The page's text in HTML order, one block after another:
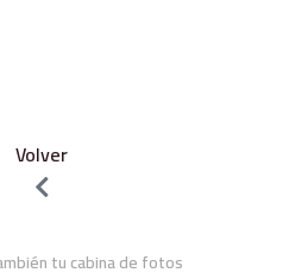
Volver
tu cabina de fotos